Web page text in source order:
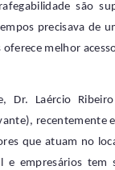
são
precisava de
melhor
Dr. Laércio
que atuam no
e empresários